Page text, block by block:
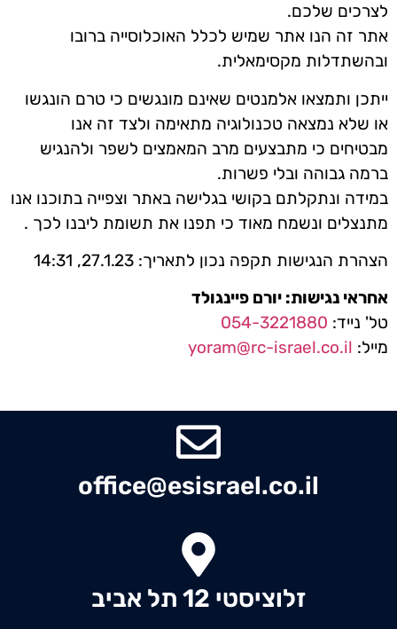
לצרכים שלכם.
אתר זה הנו אתר שמיש לכלל האוכלוסייה ברובו
ובהשתדלות מקסימאלית.
ייתכן ותמצאו אלמנטים שאינם מונגשים כי טרם הונגשו
או שלא נמצאה טכנולוגיה מתאימה ולצד זה אנו
מבטיחים כי מתבצעים מרב המאמצים לשפר ולהנגיש
ברמה גבוהה ובלי פשרות.
במידה ונתקלתם בקושי בגלישה באתר וצפייה בתוכנו אנו
מתנצלים ונשמח מאוד כי תפנו את תשומת ליבנו לכך .
הצהרת הנגישות תקפה נכון לתאריך: 27.1.23, 14:31
אחראי נגישות: יורם פיינגולד
טל' נייד: 054-3221880
מייל: yoram@rc-israel.co.il
office@esisrael.co.il
זלוציסטי 12 תל אביב